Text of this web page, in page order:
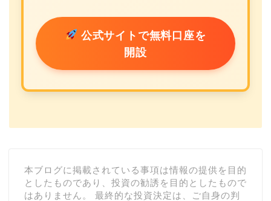
公式サイトで無料口座を
開設
本ブログに掲載されている事項は情報の提供を目的
としたものであり、投資の勧誘を目的としたもので
はありません。 最終的な投資決定は、ご自身の判